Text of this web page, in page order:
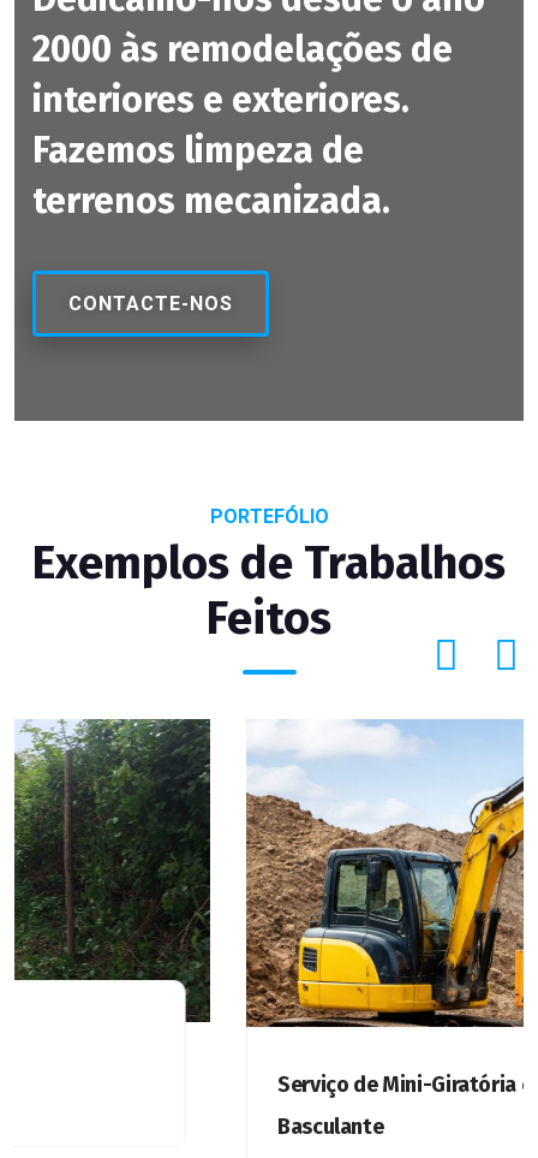
2000 às remodelações de
interiores e exteriores.
Fazemos limpeza de
terrenos mecanizada.
CONTACTE-NOS
PORTEFÓLIO
Exemplos de Trabalhos
Feitos
Serviço de Mini-Giratória com Camião